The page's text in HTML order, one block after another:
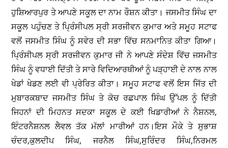
ਹੁਸ਼ਿਆਰਪੁਰ ਤੇ ਆਪਣੇ ਸਕੂਲ ਦਾ ਨਾਮ ਰੌਸ਼ਨ ਕੀਤਾ। ਜਸਮੀਤ ਸਿੰਘ ਦਾ
ਸਕੂਲ ਪਹੁੰਚਣ ਤੇ ਪ੍ਰਿੰਸੀਪਲ ਸ੍ਰੀ ਸਰਜੀਵਨ ਕੁਮਾਰ ਅਤੇ ਸਮੂਹ ਸਟਾਫ
ਵਲੋਂ ਜਸਮੀਤ ਸਿੰਘ ਨੂੰ ਸਵੇਰ ਦੀ ਸਭਾ ਵਿੱਚ ਸਨਮਾਨਿਤ ਕੀਤਾ ਗਿਆ।
ਪ੍ਰਿੰਸੀਪਲ ਸ੍ਰੀ ਸਰਜੀਵਨ ਕੁਮਾਰ ਜੀ ਨੇ ਆਪਣੇ ਸੰਦੇਸ਼ ਵਿੱਚ ਜਸਮੀਤ
ਸਿੰਘ ਨੂੰ ਵਧਾਈ ਦਿੱਤੀ ਤੇ ਸਾਰੇ ਵਿਦਿਆਰਥੀਆਂ ਨੂੰ ਪੜ੍ਹਾਈ ਦੇ ਨਾਲ ਨਾਲ
ਖੇਡਾਂ ਖੇਡਣ ਲਈ ਵੀ ਪ੍ਰੇਰਿਤ ਕੀਤਾ। ਸਮੂਹ ਸਟਾਫ ਵਲੋਂ ਇਸ ਜਿੱਤ ਦੀ
ਮੁਬਾਰਕਬਾਦ ਜਸਮੀਤ ਸਿੰਘ ਤੇ ਕੋਚ ਰਛਪਾਲ ਸਿੰਘ ਉੱਪਲ ਨੂੰ ਦਿੱਤੀ
ਜਿਹਨਾਂ ਦੀ ਮਿਹਨਤ ਸਦਕਾ ਸਕੂਲ ਦੇ ਕਈ ਖਿਡਾਰੀਆਂ ਨੇ ਨੈਸ਼ਨਲ,
ਇੰਟਰਨੈਸ਼ਨਲ ਲੈਵਲ ਤੱਕ ਮੱਲਾਂ ਮਾਰੀਆਂ ਹਨ।ਇਸ ਮੌਕੇ ਤੇ ਸੁਭਾਸ਼
ਚੰਦਰ,ਕੁਲਦੀਪ ਸਿੰਘ, ਜਰਨੈਲ ਸਿੰਘ,ਸੁਰਿੰਦਰ ਸਿੰਘ,ਨਿਰਮਲ